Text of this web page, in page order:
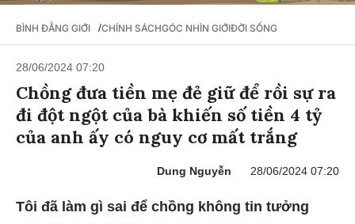
BÌNH ĐẲNG GIỚI /CHÍNH SÁCHGÓC NHÌN GIỚIĐỜI SỐNG
28/06/2024 07:20
Chồng đưa tiền mẹ đẻ giữ để rồi sự ra
đi đột ngột của bà khiến số tiền 4 tỷ
của anh ấy có nguy cơ mất trắng
Dung Nguyễn 28/06/2024 07:20
Tôi đã làm gì sai để chồng không tin tưởng